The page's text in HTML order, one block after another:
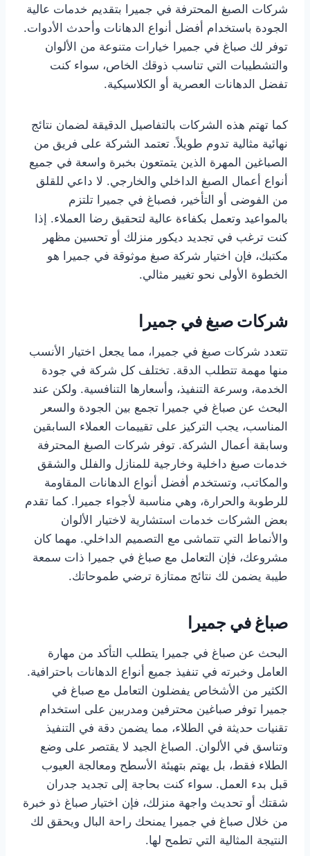
شركات الصبغ المحترفة في جميرا بتقديم خدمات عالية
الجودة باستخدام أفضل أنواع الدهانات وأحدث الأدوات.
توفر لك صباغ في جميرا خيارات متنوعة من الألوان
والتشطيبات التي تناسب ذوقك الخاص، سواء كنت
تفضل الدهانات العصرية أو الكلاسيكية.
كما تهتم هذه الشركات بالتفاصيل الدقيقة لضمان نتائج
نهائية مثالية تدوم طويلاً. تعتمد الشركة على فريق من
الصباغين المهرة الذين يتمتعون بخبرة واسعة في جميع
أنواع أعمال الصبغ الداخلي والخارجي. لا داعي للقلق
من الفوضى أو التأخير، فصباغ في جميرا تلتزم
بالمواعيد وتعمل بكفاءة عالية لتحقيق رضا العملاء. إذا
كنت ترغب في تجديد ديكور منزلك أو تحسين مظهر
مكتبك، فإن اختيار شركة صبغ موثوقة في جميرا هو
الخطوة الأولى نحو تغيير مثالي.
شركات صبغ في جميرا
تتعدد شركات صبغ في جميرا، مما يجعل اختيار الأنسب
منها مهمة تتطلب الدقة. تختلف كل شركة في جودة
الخدمة، وسرعة التنفيذ، وأسعارها التنافسية. ولكن عند
البحث عن صباغ في جميرا تجمع بين الجودة والسعر
المناسب، يجب التركيز على تقييمات العملاء السابقين
وسابقة أعمال الشركة. توفر شركات الصبغ المحترفة
خدمات صبغ داخلية وخارجية للمنازل والفلل والشقق
والمكاتب، وتستخدم أفضل أنواع الدهانات المقاومة
للرطوبة والحرارة، وهي مناسبة لأجواء جميرا. كما تقدم
بعض الشركات خدمات استشارية لاختيار الألوان
والأنماط التي تتماشى مع التصميم الداخلي. مهما كان
مشروعك، فإن التعامل مع صباغ في جميرا ذات سمعة
طيبة يضمن لك نتائج ممتازة ترضي طموحاتك.
صباغ في جميرا
البحث عن صباغ في جميرا يتطلب التأكد من مهارة
العامل وخبرته في تنفيذ جميع أنواع الدهانات باحترافية.
الكثير من الأشخاص يفضلون التعامل مع صباغ في
جميرا توفر صباغين محترفين ومدربين على استخدام
تقنيات حديثة في الطلاء، مما يضمن دقة في التنفيذ
وتناسق في الألوان. الصباغ الجيد لا يقتصر على وضع
الطلاء فقط، بل يهتم بتهيئة الأسطح ومعالجة العيوب
قبل بدء العمل. سواء كنت بحاجة إلى تجديد جدران
شقتك أو تحديث واجهة منزلك، فإن اختيار صباغ ذو خبرة
من خلال صباغ في جميرا يمنحك راحة البال ويحقق لك
النتيجة المثالية التي تطمح لها.